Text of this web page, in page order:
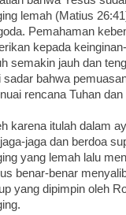
lemah (Matius
Pemahaman
kepada
semakin jauh dan
sadar bahwa
rencana Tuhan
karena itulah dalam
jaga dan berdoa
yang lemah lalu
benar-benar
yang dipimpin oleh